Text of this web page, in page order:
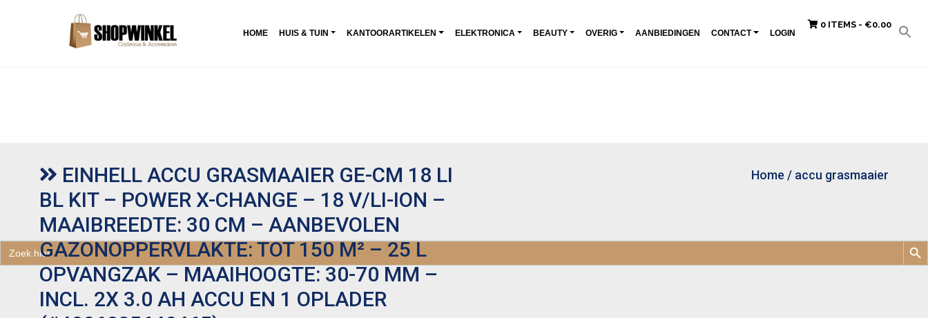
Zoek
naar:
HOME HUIS & TUIN KANTOORARTIKELEN ELEKTRONICA BEAUTY OVERIG AANBIEDINGEN CONTACT LOGIN
0 ITEMS - €0.00
EINHELL ACCU GRASMAAIER GE-CM 18 LI
BL KIT – POWER X-CHANGE – 18 V/LI-ION –
MAAIBREEDTE: 30 CM – AANBEVOLEN
GAZONOPPERVLAKTE: TOT 150 M² – 25 L
OPVANGZAK – MAAIHOOGTE: 30-70 MM –
INCL. 2X 3.0 AH ACCU EN 1 OPLADER
Home / accu grasmaaier